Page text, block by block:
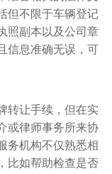
但不限于车辆登记
照副本以及公司章
信息准确无误，可
转让手续，但在实
或律师事务所来协
务机构不仅熟悉相
比如帮助检查是否